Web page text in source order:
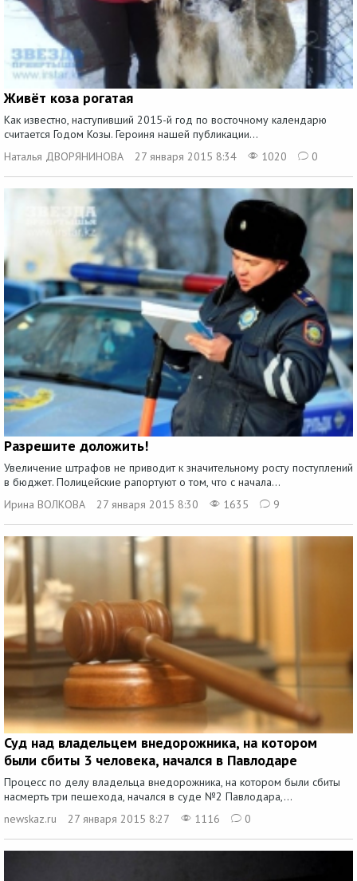
Живёт коза рогатая
Как известно, наступивший 2015-й год по восточному календарю
считается Годом Козы. Героиня нашей публикации...
Наталья ДВОРЯНИНОВА
27 января 2015 8:34 1020 0
Разрешите доложить!
Увеличение штрафов не приводит к значительному росту поступлений
в бюджет. Полицейские рапортуют о том, что с начала...
Ирина ВОЛКОВА
27 января 2015 8:30 1635 9
Суд над владельцем внедорожника, на котором
были сбиты 3 человека, начался в Павлодаре
Процесс по делу владельца внедорожника, на котором были сбиты
насмерть три пешехода, начался в суде №2 Павлодара,...
newskaz.ru
27 января 2015 8:27 1116 0